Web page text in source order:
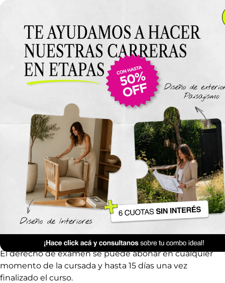
Anterior Clase
Proyecto Final
Sketchup & V-Ray
(Optativo)
El derecho de examen se puede abonar en cualquier
momento de la cursada y hasta 15 días una vez
finalizado el curso.